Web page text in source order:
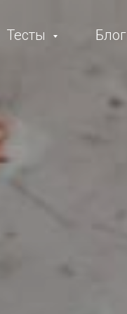
Тесты Блог